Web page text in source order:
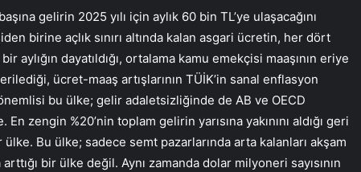
gelirin 2025 yılı için aylık 60 bin TL’ye ulaşacağını
birine açlık sınırı altında kalan asgari ücretin, her dört
aylığın dayatıldığı, ortalama kamu emekçisi maaşının eriye
ücret-maaş artışlarının TÜİK’in sanal enflasyon
bu ülke; gelir adaletsizliğinde de AB ve OECD
zengin %20’nin toplam gelirin yarısına yakınını aldığı geri
ülke. Bu ülke; sadece semt pazarlarında arta kalanları akşam
arttığı bir ülke değil. Aynı zamanda dolar milyoneri sayısının